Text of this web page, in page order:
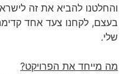
והחלטנו להביא את זה
בעצם, לקחנו צעד אחד
שלי.
מה מייחד את הפרויקט?